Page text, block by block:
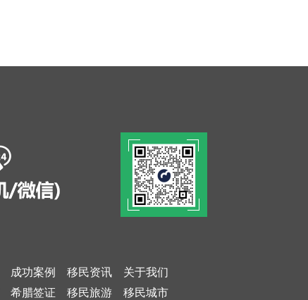
成功案例 移民资讯
关于我们
希腊签证 移民旅游 移民城市